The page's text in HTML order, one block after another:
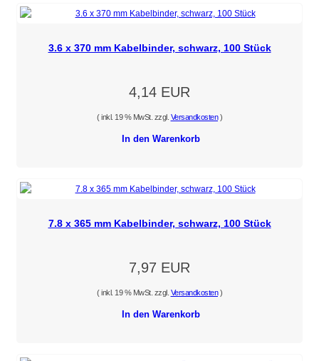
3.6 x 370 mm Kabelbinder, schwarz, 100 Stück
4,14 EUR
( inkl. 19 % MwSt. zzgl. Versandkosten)
In den Warenkorb
7.8 x 365 mm Kabelbinder, schwarz, 100 Stück
7,97 EUR
( inkl. 19 % MwSt. zzgl. Versandkosten)
In den Warenkorb